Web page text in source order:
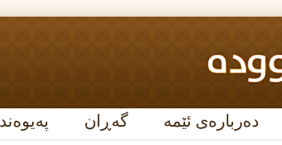
دەربارەی ئێمە گەڕان